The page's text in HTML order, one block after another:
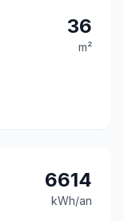
36
m²
6614
kWh/an